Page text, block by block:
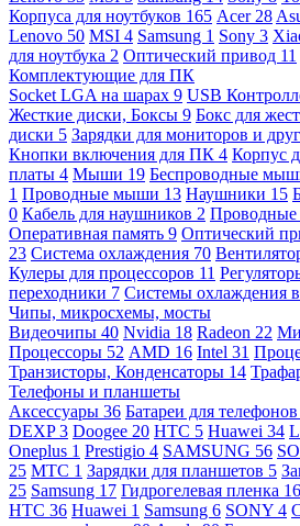
Корпуса для ноутбуков 165 Acer 28
Lenovo 50 MSI 4 Samsung 1 Sony 3
для ноутбука 2 Оптический привод 11
Комплектующие для ПК
Socket LGA на шарах 9 USB
Жесткие диски, Боксы 9 Бокс для
диски 5 Зарядки для мониторов и
Кнопки включения для ПК 4 Корпус
платы 4 Мыши 19 Беспроводные
1 Проводные мыши 13 Наушники 15
0 Кабель для наушников 2
Оперативная память 9 Оптический
23 Система охлаждения 70
Кулеры для процессоров 11
переходники 7 Системы охлаждения
Чипы, микросхемы, мосты
Видеочипы 40 Nvidia 18 Radeon 22
Процессоры 52 AMD 16 Intel 31
Транзисторы, Конденсаторы 14
Телефоны и планшеты
Аксессуары 36 Батареи для телефонов
DEXP3 Doogee 20 HTC 5 Huawei 34
Oneplus 1 Prestigio 4 SAMSUNG 56
25 МТС 1 Зарядки для планшетов 5
25 Samsung 17 Гидрогелевая пленка 16
HTC 36 Huawei 1 Samsung 6 SONY 4